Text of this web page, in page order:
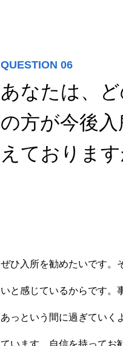
QUESTION 06
あなたは、
の方が今後
えております
ぜひ入所を勧めたいです。
いと感じているからです。
あっという間に過ぎていく
ています。自信を持ってお